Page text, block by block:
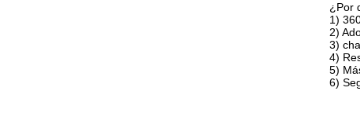
¿Por
1)
2)
3)
4)
5)
6)